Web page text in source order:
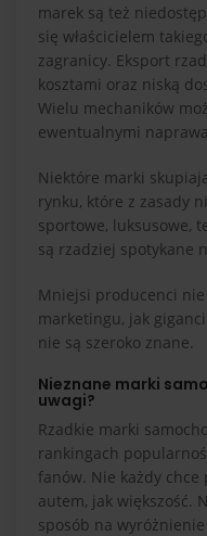
marek są też
się właścicielem
zagranicy. Eksport
kosztami oraz niską
Wielu mechaników
ewentualnymi
Niektóre marki
rynku, które z zasady
sportowe, luksusowe,
są rzadziej spotykane
Mniejsi producenci
marketingu, jak
nie są szeroko znane.
Nieznane marki
uwagi?
Rzadkie marki
rankingach
fanów. Nie każdy
autem, jak większość.
sposób na